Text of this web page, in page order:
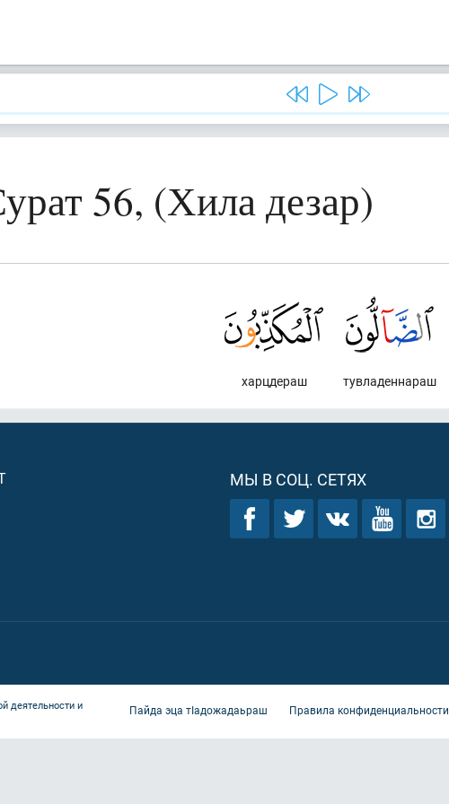
56, (Хила дезар)
тувладеннараш
харцдераш
МЫ В СОЦ. СЕТЯХ
деятельности и
Пайда эца тIадожадаьраш Правила конфиденциальности